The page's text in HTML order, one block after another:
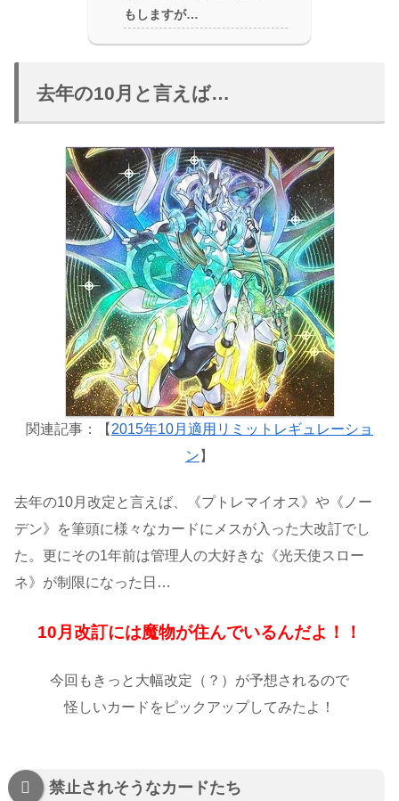
もしますが…
去年の10月と言えば…
関連記事：【 2015年10月適用リミットレギュレーショ
ン 】
去年の10月改定と言えば、《プトレマイオス》や《ノー
デン》を筆頭に様々なカードにメスが入った大改訂でし
た。更にその1年前は管理人の大好きな《光天使スロー
ネ》が制限になった日…
10月改訂には魔物が住んでいるんだよ！！
今回もきっと大幅改定（？）が予想されるので
怪しいカードをピックアップしてみたよ！
禁止されそうなカードたち